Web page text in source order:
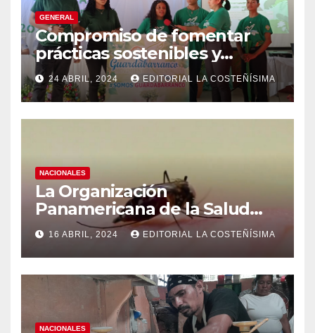
GENERAL
Compromiso de fomentar
prácticas sostenibles y
conciencia ecológica en las
instituciones educativas
24 ABRIL, 2024 EDITORIAL LA COSTEÑÍSIMA
NACIONALES
La Organización
Panamericana de la Salud
(OPS), recomienda reforzar
medidas ante el aumento de
casos de dengue
16 ABRIL, 2024 EDITORIAL LA COSTEÑÍSIMA
NACIONALES